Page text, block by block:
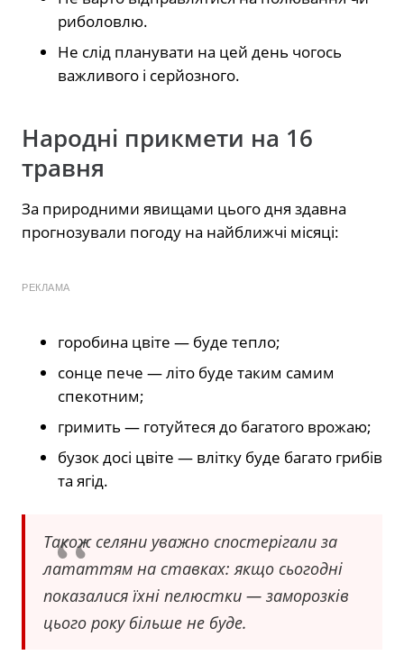
риболовлю.
Не слід планувати на цей день чогось
важливого і серйозного.
Народні прикмети на 16
травня
За природними явищами цього дня здавна
прогнозували погоду на найближчі місяці:
РЕКЛАМА
горобина цвіте — буде тепло;
сонце пече — літо буде таким самим
спекотним;
гримить — готуйтеся до багатого врожаю;
бузок досі цвіте — влітку буде багато грибів
та ягід.
Також селяни уважно спостерігали за
лататтям на ставках: якщо сьогодні
показалися їхні пелюстки — заморозків
цього року більше не буде.